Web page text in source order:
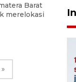
Barat
merelokasi
»